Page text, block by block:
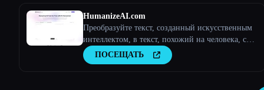
HumanizeAI.com
Преобразуйте текст, созданный искусственным
интеллектом, в текст, похожий на человека, с
помощью Humanize
ПОСЕЩАТЬ